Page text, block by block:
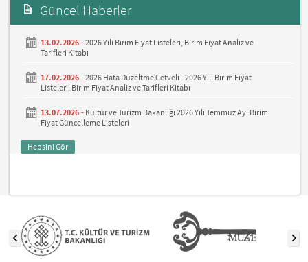
Güncel Haberler
13.02.2026 -2026 Yılı Birim Fiyat Listeleri, Birim Fiyat Analiz ve
Tarifleri Kitabı
17.02.2026 -2026 Hata Düzeltme Cetveli - 2026 Yılı Birim Fiyat
Listeleri, Birim Fiyat Analiz ve Tarifleri Kitabı
13.07.2026 - Kültür ve Turizm Bakanlığı 2026 Yılı Temmuz Ayı Birim
Fiyat Güncelleme Listeleri
Hepsini Gör